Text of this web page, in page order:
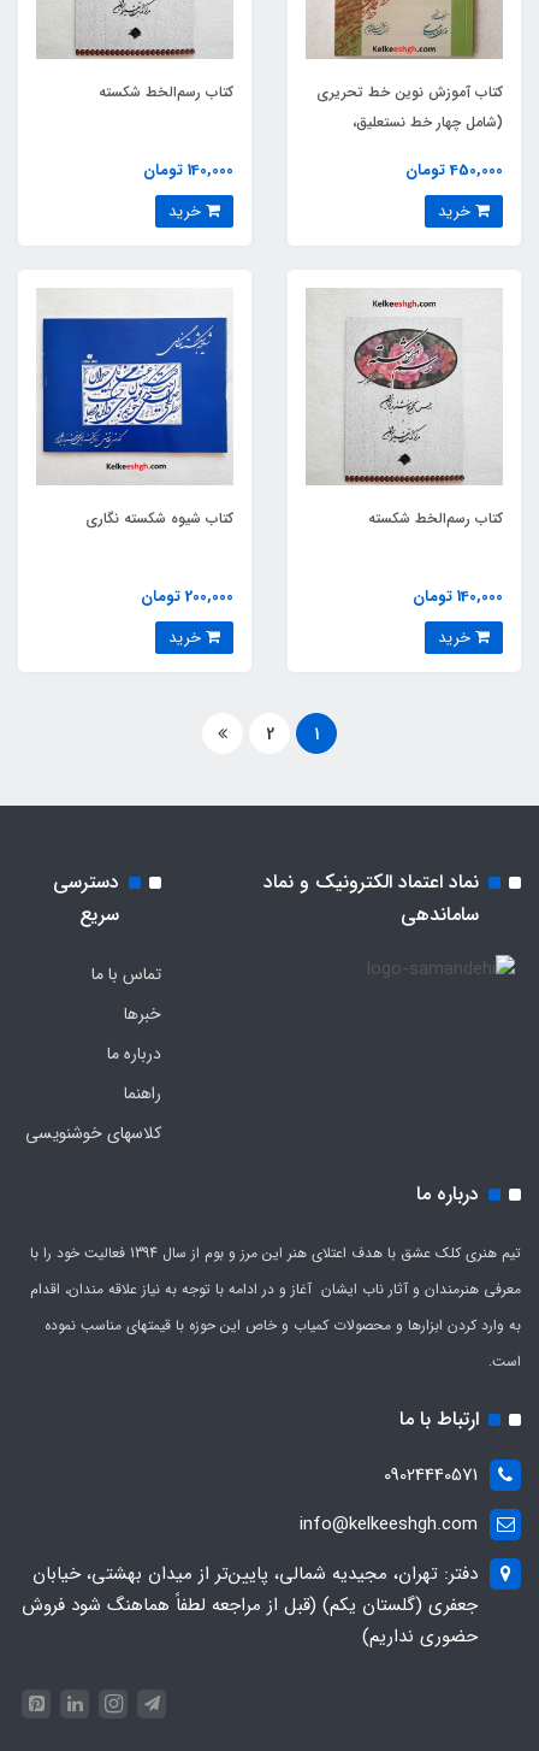
کتاب آموزش نوین خط تحریری
(شامل چهار خط نستعلیق،
450,000 تومان
کتاب رسم‌الخط شکسته
140,000 تومان
کتاب رسم‌الخط شکسته
140,000 تومان
کتاب شیوه شکسته نگاری
200,000 تومان
1
2
نماد اعتماد الکترونیک و نماد
ساماندهی
دسترسی
سریع
تماس با ما
خبرها
درباره ما
راهنما
کلاسهای خوشنویسی
درباره ما
تیم هنری کلک عشق با هدف اعتلای هنر این مرز و بوم از سال 1394 فعالیت خود را با
معرفی هنرمندان و آثار ناب ایشان آغاز و در ادامه با توجه به نیاز علاقه مندان، اقدام
به وارد کردن ابزارها و محصولات کمیاب و خاص این حوزه با قیمتهای مناسب نموده
است.
ارتباط با ما
09024440571
info@kelkeeshgh.com
دفتر: تهران، مجیدیه شمالی، پایین‌تر از میدان بهشتی، خیابان
جعفری (گلستان یکم) (قبل از مراجعه لطفاً هماهنگ شود فروش
حضوری نداریم)